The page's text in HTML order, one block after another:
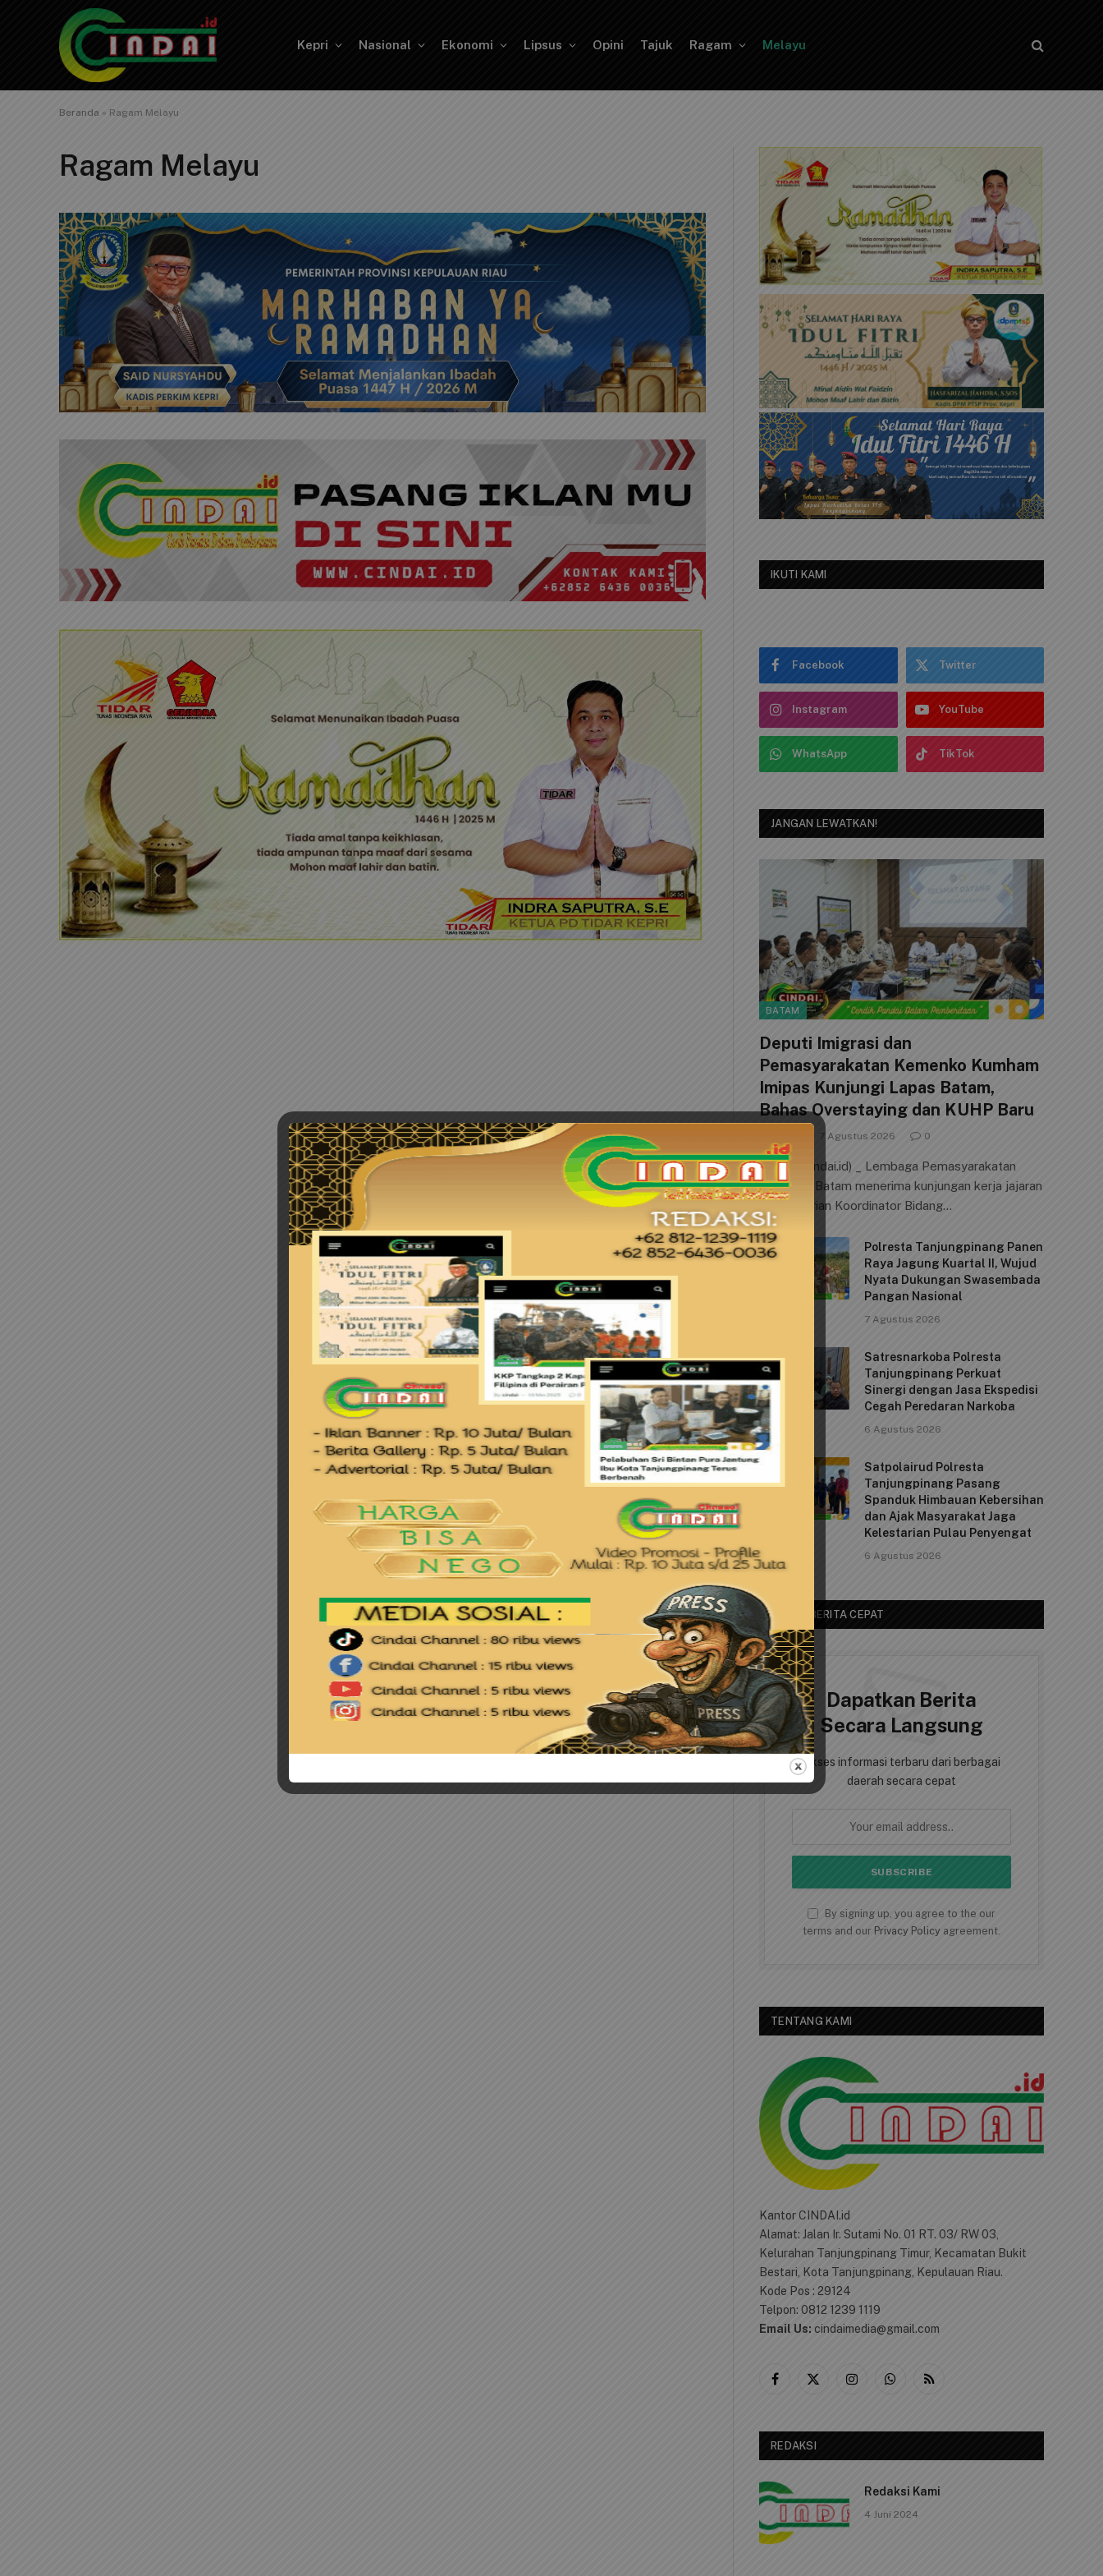
Kepri Nasional Ekonomi Lipsus Opini Tajuk Ragam Melayu
Beranda » Ragam Melayu
Ragam Melayu
IKUTI KAMI
Facebook Twitter
Instagram YouTube
WhatsApp TikTok
JANGAN LEWATKAN!
BATAM
Deputi Imigrasi dan
Pemasyarakatan Kemenko Kumham
Imipas Kunjungi Lapas Batam,
Bahas Overstaying dan KUHP Baru
7 Agustus 2026 0
Batam (Cindai.id) _ Lembaga Pemasyarakatan
Kelas IIA Batam menerima kunjungan kerja jajaran
Kementerian Koordinator Bidang…
Polresta Tanjungpinang Panen
Raya Jagung Kuartal II, Wujud
Nyata Dukungan Swasembada
Pangan Nasional
7 Agustus 2026
Satresnarkoba Polresta
Tanjungpinang Perkuat
Sinergi dengan Jasa Ekspedisi
Cegah Peredaran Narkoba
6 Agustus 2026
Satpolairud Polresta
Tanjungpinang Pasang
Spanduk Himbauan Kebersihan
dan Ajak Masyarakat Jaga
Kelestarian Pulau Penyengat
6 Agustus 2026
AKSES BERITA CEPAT
Dapatkan Berita
Secara Langsung
Akses informasi terbaru dari berbagai
daerah secara cepat
By signing up, you agree to the our
terms and our Privacy Policy agreement.
TENTANG KAMI
Kantor CINDAI.id
Alamat: Jalan Ir. Sutami No. 01 RT. 03/ RW 03,
Kelurahan Tanjungpinang Timur, Kecamatan Bukit
Bestari, Kota Tanjungpinang, Kepulauan Riau.
Kode Pos : 29124
Telpon: 0812 1239 1119
Email Us: cindaimedia@gmail.com
Facebook
X
InstagramWhatsApp
RSS
REDAKSI
Redaksi Kami
4 Juni 2024